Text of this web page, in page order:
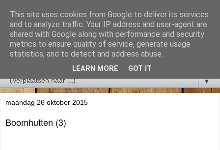
▼
maandag 26 oktober 2015
Boomhutten (3)
This site uses cookies from Google to deliver its services
and to analyze traffic. Your IP address and user-agent are
shared with Google along with performance and security
metrics to ensure quality of service, generate usage
statistics, and to detect and address abuse.
LEARN MORE GOT IT